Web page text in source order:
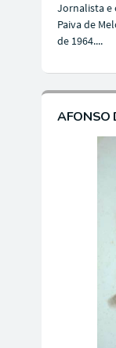
Jornalista e
Paiva de
de 1964....
AFONSO